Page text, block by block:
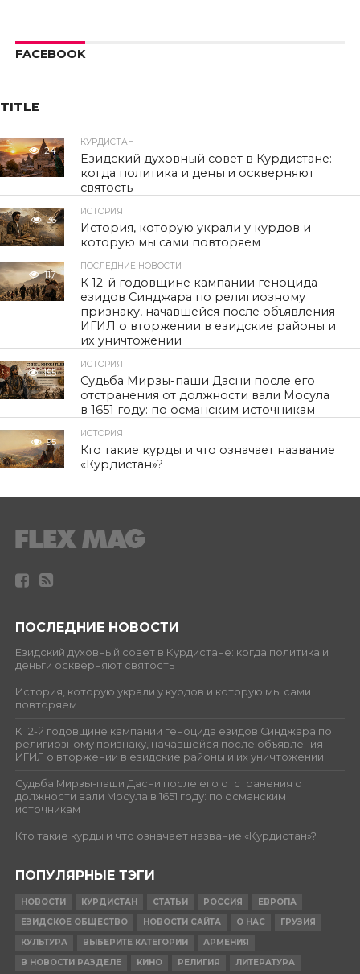
FACEBOOK
TITLE
24
КУРДИСТАН
Езидский духовный совет в Курдистане:
когда политика и деньги оскверняют
святость
36
ИСТОРИЯ
История, которую украли у курдов и
которую мы сами повторяем
117
ПОСЛЕДНИЕ НОВОСТИ
К 12-й годовщине кампании геноцида
езидов Синджара по религиозному
признаку, начавшейся после объявления
ИГИЛ о вторжении в езидские районы и
их уничтожении
155
ИСТОРИЯ
Судьба Мирзы-паши Дасни после его
отстранения от должности вали Мосула
в 1651 году: по османским источникам
95
ИСТОРИЯ
Кто такие курды и что означает название
«Курдистан»?
ПОСЛЕДНИЕ НОВОСТИ
Езидский духовный совет в Курдистане: когда политика и
деньги оскверняют святость
История, которую украли у курдов и которую мы сами
повторяем
К 12-й годовщине кампании геноцида езидов Синджара по
религиозному признаку, начавшейся после объявления
ИГИЛ о вторжении в езидские районы и их уничтожении
Судьба Мирзы-паши Дасни после его отстранения от
должности вали Мосула в 1651 году: по османским
источникам
Кто такие курды и что означает название «Курдистан»?
ПОПУЛЯРНЫЕ ТЭГИ
НОВОСТИ КУРДИСТАН СТАТЬИ РОССИЯ
ЕВРОПА
ЕЗИДСКОЕ ОБЩЕСТВО
НОВОСТИ САЙТА О НАС
ГРУЗИЯ
КУЛЬТУРА
ВЫБЕРИТЕ КАТЕГОРИИ
АРМЕНИЯ
В НОВОСТИ РАЗДЕЛЕ
КИНО РЕЛИГИЯ ЛИТЕРАТУРА